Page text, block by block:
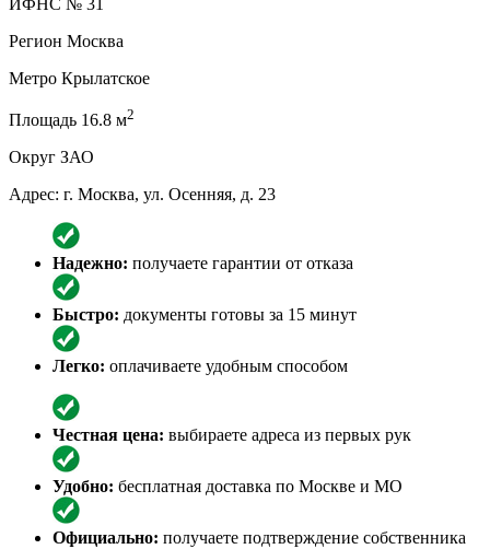
Регион Москва
Метро Крылатское
Площадь 16.8 м2
Округ ЗАО
Адрес: г. Москва, ул. Осенняя, д. 23
Надежно: получаете гарантии от отказа
Быстро: документы готовы за 15 минут
Легко: оплачиваете удобным способом
Честная цена: выбираете адреса из первых рук
Удобно: бесплатная доставка по Москве и МО
Официально: получаете подтверждение собственника